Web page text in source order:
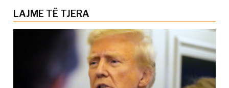
LAJME TË TJERA